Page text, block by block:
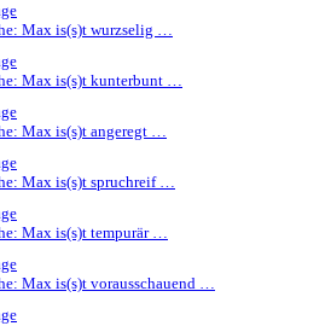
Max is(s)t wurzselig …
Max is(s)t kunterbunt …
Max is(s)t angeregt …
Max is(s)t spruchreif …
Max is(s)t tempurär …
Max is(s)t vorausschauend …